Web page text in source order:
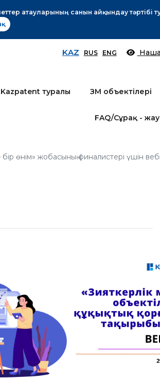
берушілер назарына! Толығырақ
KAZ RUS ENG
Kazpatent туралы ЗМ объектілері
FAQ/Сұрақ -
өнім» жобасының финалистері үшін